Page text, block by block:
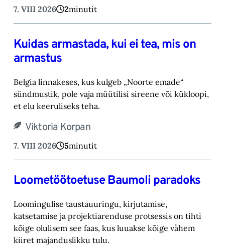
7. VIII 2026 2minutit
Kuidas armastada, kui ei tea, mis on
armastus
Belgia linnakeses, kus kulgeb „Noorte emade“
sündmustik, pole vaja müütilisi sireene või kük‎loopi,
et elu keeruliseks teha. ‎
Viktoria Korpan
7. VIII 2026 5minutit
Loometöötoetuse Baumoli paradoks
Loomingulise taustauuringu, kirjutamise,
katsetamise ja projektiarenduse protsessis on tihti
kõige olulisem see faas, kus luuakse kõige vähem
kiiret majanduslikku tulu.